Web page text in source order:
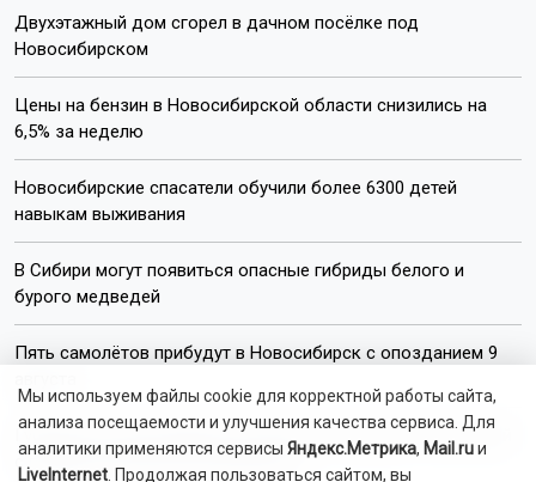
Двухэтажный дом сгорел в дачном посёлке под
Новосибирском
Цены на бензин в Новосибирской области снизились на
6,5% за неделю
Новосибирские спасатели обучили более 6300 детей
навыкам выживания
В Сибири могут появиться опасные гибриды белого и
бурого медведей
Пять самолётов прибудут в Новосибирск с опозданием 9
Губернатор Новосибирской области поздравил строителей
с профессиональным праздником
Мы используем файлы cookie для корректной работы сайта,
анализа посещаемости и улучшения качества сервиса. Для
аналитики применяются сервисы Яндекс.Метрика, Mail.ruи
LiveInternet . Продолжая пользоваться сайтом, вы